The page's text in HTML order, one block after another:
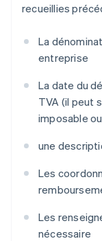
recueillies
La
entreprise
La date du
TVA (il peut
imposable
une
Les
Les
nécessaire